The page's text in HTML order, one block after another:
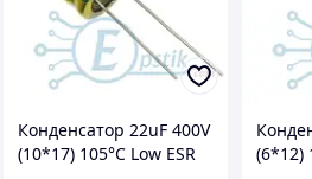
Конденсатор 22uF 400V
(10*17) 105°C Low ESR
(6*12)